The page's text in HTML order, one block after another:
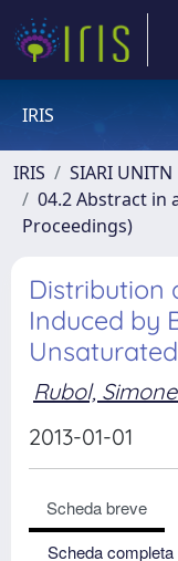
IRIS
IRIS SIARI UNITN
04.2 Abstract in
Proceedings)
Distribution
Induced by
Rubol,
2013-01-01
Scheda breve
Scheda completa